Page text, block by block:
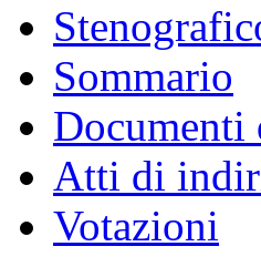
Sommario
Documenti
Atti di
Votazioni